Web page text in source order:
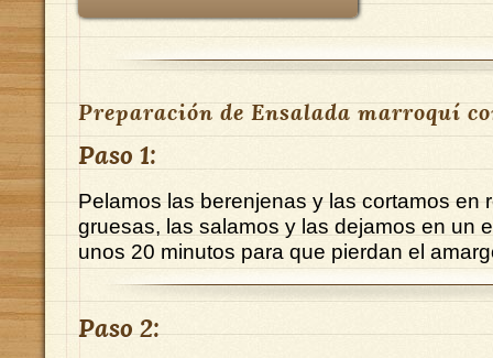
Preparación de Ensalada marroquí
Paso 1:
Pelamos las berenjenas y las cortamos en
gruesas, las salamos y las dejamos en un
unos 20 minutos para que pierdan el
Paso 2: